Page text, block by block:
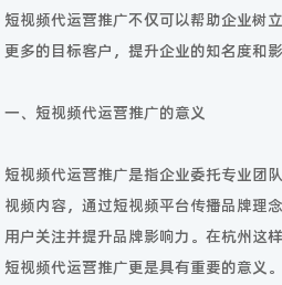
短视频代运营推广不仅可以帮助企业树
更多的目标客户，提升企业的知名度和影
一、短视频代运营推广的意义
短视频代运营推广是指企业委托专业团
视频内容，通过短视频平台传播品牌理
用户关注并提升品牌影响力。在杭州这
短视频代运营推广更是具有重要的意义